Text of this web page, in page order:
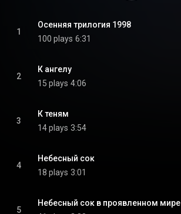
1
Осенняя трилогия 1998
100 plays 6:31
2
К ангелу
15 plays 4:06
3
К теням
14 plays 3:54
4
Небесный сок
18 plays 3:01
5
Небесный сок в проявленном мире